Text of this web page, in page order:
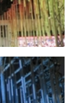
Vicino